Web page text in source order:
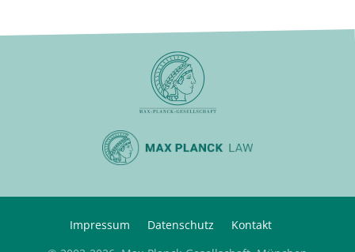
Impressum Datenschutz
Kontakt